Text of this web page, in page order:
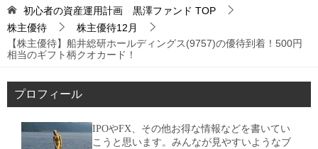
初心者の資産運用計画 黒澤ファンド TOP
株主優待
株主優待12月
【株主優待】船井総研ホールディングス(9757)の優待到着！500円
相当のギフト柄クオカード！
プロフィール
IPOやFX、その他お得な情報などを書いてい
こうと思います。みんなが見やすいようなブ